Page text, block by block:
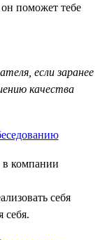
поможет тебе
если заранее
качества
в компании
себя
себя.